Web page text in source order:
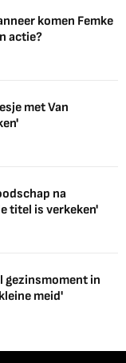
komen Femke
actie?
met Van
na
titel is verkeken'
gezinsmoment in
meid'